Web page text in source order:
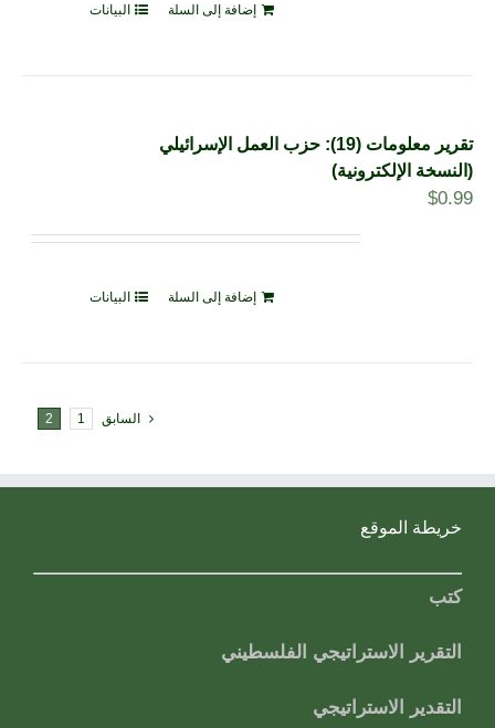
إضافة إلى السلة البيانات
تقرير معلومات (19): حزب العمل الإسرائيلي
(النسخة الإلكترونية)
$0.99
إضافة إلى السلة البيانات
السابق 1
2
خريطة الموقع
كتب
التقرير الاستراتيجي الفلسطيني
التقدير الاستراتيجي